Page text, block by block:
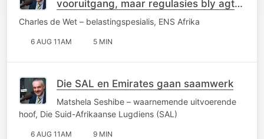
vooruitgang, maar regulasies bly agter
die kurwe
Charles de Wet – belastingspesialis, ENS Afrika
6 AUG 11AM 5 MIN
Die SAL en Emirates gaan saamwerk
Matshela Seshibe – waarnemende uitvoerende
hoof, Die Suid-Afrikaanse Lugdiens (SAL)
6 AUG 11AM 9 MIN